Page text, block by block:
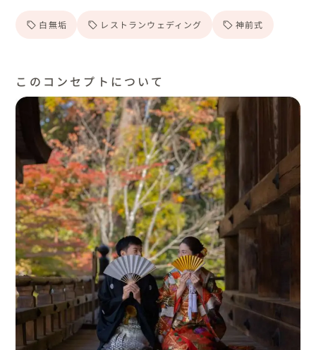
白無垢 レストランウェディング 神前式
このコンセプトについて